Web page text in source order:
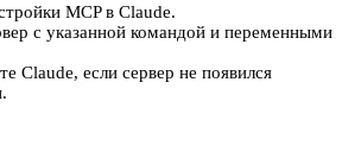
MCP в Claude.
с указанной командой и переменными
Claude, если сервер не появился